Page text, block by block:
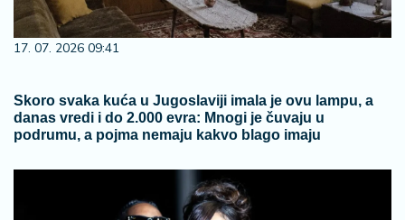
17. 07. 2026 09:41
Skoro svaka kuća u Jugoslaviji imala je ovu lampu, a
danas vredi i do 2.000 evra: Mnogi je čuvaju u
podrumu, a pojma nemaju kakvo blago imaju